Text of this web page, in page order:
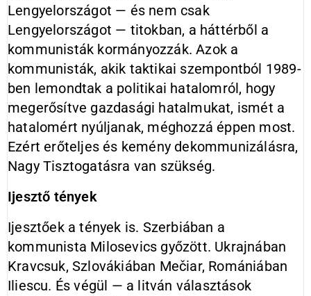
Lengyelországot — és nem csak
Lengyelországot — titokban, a háttérből a
kommunisták kormányozzák. Azok a
kommunisták, akik taktikai szempontból 1989-
ben lemondtak a politikai hatalomról, hogy
megerősítve gazdasági hatalmukat, ismét a
hatalomért nyúljanak, méghozzá éppen most.
Ezért erőteljes és kemény dekommunizálásra,
Nagy Tisztogatásra van szükség.
Ijesztő tények
Ijesztőek a tények is. Szerbiában a
kommunista Milosevics győzött. Ukrajnában
Kravcsuk, Szlovákiában Mečiar, Romániában
Iliescu. És végül — a litván választások